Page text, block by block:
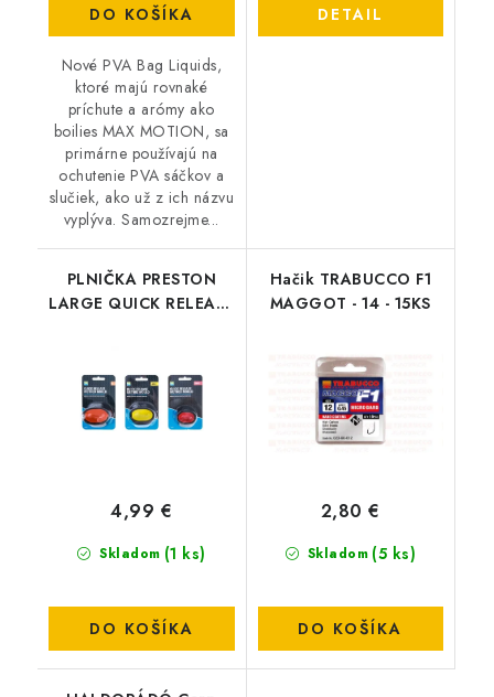
DO KOŠÍKA
Nové PVA Bag Liquids,
ktoré majú rovnaké
príchute a arómy ako
boilies MAX MOTION, sa
primárne používajú na
ochutenie PVA sáčkov a
slučiek, ako už z ich názvu
vyplýva. Samozrejme...
DETAIL
PLNIČKA PRESTON
LARGE QUICK RELEASE
Skladom (1 ks)
4,99 €
DO KOŠÍKA
Hačik TRABUCCO F1
MAGGOT - 14 - 15KS
Skladom (5 ks)
2,80 €
DO KOŠÍKA